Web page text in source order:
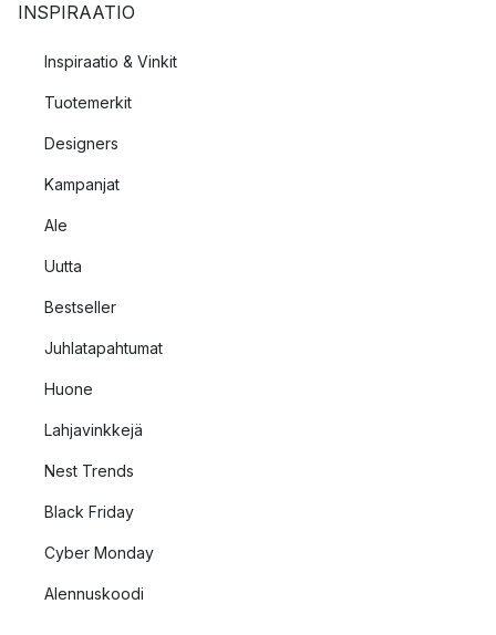
INSPIRAATIO
Inspiraatio & Vinkit
Tuotemerkit
Designers
Kampanjat
Ale
Uutta
Bestseller
Juhlatapahtumat
Huone
Lahjavinkkejä
Nest Trends
Black Friday
Cyber Monday
Alennuskoodi